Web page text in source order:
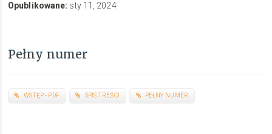
Opublikowane: sty 11, 2024
Pełny numer
WSTĘP - PDF SPIS TREŚCI PEŁNY NUMER